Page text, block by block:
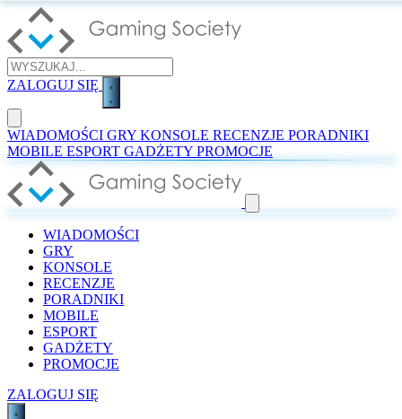
ZALOGUJ SIĘ
WIADOMOŚCI GRY KONSOLE RECENZJE PORADNIKI
MOBILE ESPORT GADŻETY PROMOCJE
WIADOMOŚCI
GRY
KONSOLE
RECENZJE
PORADNIKI
MOBILE
ESPORT
GADŻETY
PROMOCJE
ZALOGUJ SIĘ